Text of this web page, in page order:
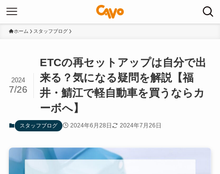
ホーム スタッフブログ
ETCの再セットアップは自分で出
来る？気になる疑問を解説【福
井・鯖江で軽自動車を買うならカ
ーボへ】
2024
7/26
スタッフブログ 2024年6月28日 2024年7月26日